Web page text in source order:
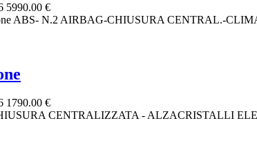
5990.00 €
ABS- N.2 AIRBAG-CHIUSURA CENTRAL.-
1790.00 €
CENTRALIZZATA - ALZACRISTALLI